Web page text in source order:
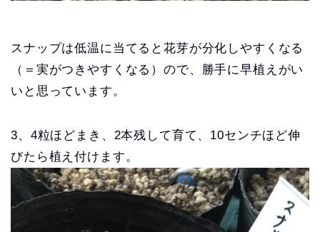
スナップは低温に当てると花芽が分化しやすくなる
（＝実がつきやすくなる）ので、勝手に早植えがい
いと思っています。
3、4粒ほどまき、2本残して育て、10センチほど伸
びたら植え付けます。